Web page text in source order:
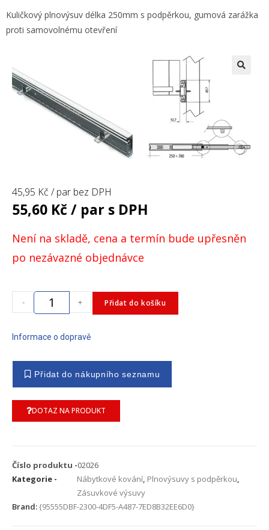
Kuličkový plnovýsuv délka 250mm s podpěrkou, gumová zarážka
proti samovolnému otevření
45,95 Kč / par bez DPH
55,60 Kč/ par s DPH
Není na skladě, cena a termín bude upřesněn
po nezávazné objednávce
- + Přidat do košíku
Informace o dopravě
DOTAZ NA PRODUKT
Číslo produktu -02026
Kategorie -
Nábytkové kování, Plnovýsuvy s podpěrkou,
Zásuvkové výsuvy
Brand:{95555DBF-2300-4DF5-A487-7ED8B32EE6D0}